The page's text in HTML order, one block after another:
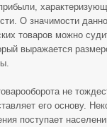
О значимости
товаров можно
выражается
не
его основу.
поступает